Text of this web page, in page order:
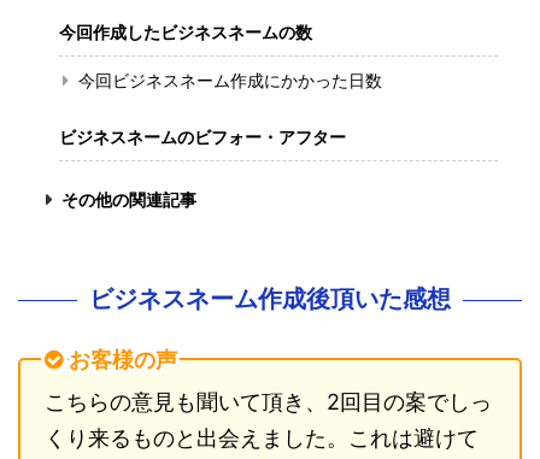
今回作成したビジネスネームの数
今回ビジネスネーム作成にかかった日数
ビジネスネームのビフォー・アフター
その他の関連記事
ビジネスネーム作成後頂いた感想
お客様の声
こちらの意見も聞いて頂き、2回目の案でしっ
くり来るものと出会えました。これは避けて